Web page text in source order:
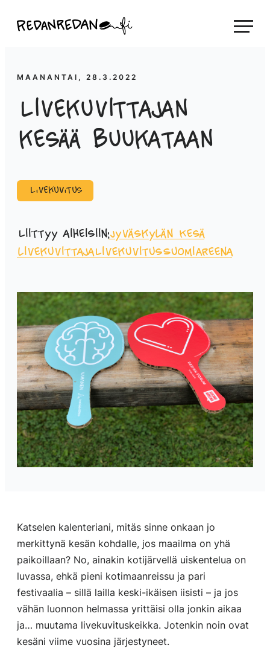
suoraan
Linda Saukko-Rauta, Redanredan Oy
piirrosvideoita
MAANANTAI, 28.3.2022
Livekuvittajan
kesää buukataan
Livekuvitus
Liittyy aiheisiin:Jyväskylän Kesä
livekuvittajaLivekuvitusSuomiAreena
Katselen kalenteriani, mitäs sinne onkaan jo
merkittynä kesän kohdalle, jos maailma on yhä
paikoillaan? No, ainakin kotijärvellä uiskentelua on
luvassa, ehkä pieni kotimaanreissu ja pari
festivaalia – sillä lailla keski-ikäisen iisisti – ja jos
vähän luonnon helmassa yrittäisi olla jonkin aikaa
ja… muutama livekuvituskeikka. Jotenkin noin ovat
kesäni viime vuosina järjestyneet.